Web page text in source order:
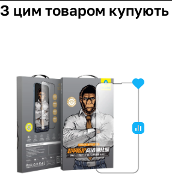
З цим товаром купують